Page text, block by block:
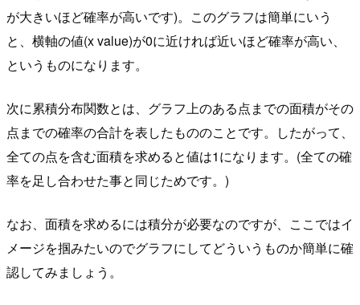
が大きいほど確率が高いです)。このグラフは簡単にいう
と、横軸の値(x value)が0に近ければ近いほど確率が高い、
というものになります。
次に累積分布関数とは、グラフ上のある点までの面積がその
点までの確率の合計を表したもののことです。したがって、
全ての点を含む面積を求めると値は1になります。(全ての確
率を足し合わせた事と同じためです。)
なお、面積を求めるには積分が必要なのですが、ここではイ
メージを掴みたいのでグラフにしてどういうものか簡単に確
認してみましょう。